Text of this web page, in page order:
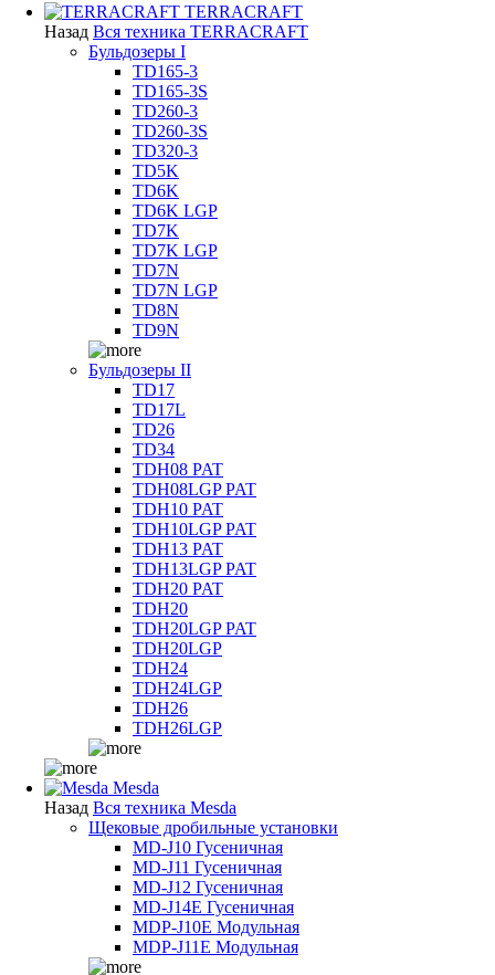
TERRACRAFT
Назад Вся техника TERRACRAFT
Бульдозеры I
TD165-3
TD165-3S
TD260-3
TD260-3S
TD320-3
TD5K
TD6K
TD6K LGP
TD7K
TD7K LGP
TD7N
TD7N LGP
TD8N
TD9N
Бульдозеры II
TD17
TD17L
TD26
TD34
TDH08 PAT
TDH08LGP PAT
TDH10 PAT
TDH10LGP PAT
TDH13 PAT
TDH13LGP PAT
TDH20 PAT
TDH20
TDH20LGP PAT
TDH20LGP
TDH24
TDH24LGP
TDH26
TDH26LGP
Mesda
Назад Вся техника Mesda
Щековые дробильные установки
MD-J10 Гусеничная
MD-J11 Гусеничная
MD-J12 Гусеничная
MD-J14E Гусеничная
MDP-J10E Модульная
MDP-J11E Модульная